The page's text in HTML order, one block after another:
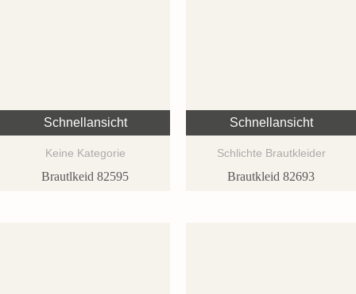
Schnellansicht
Keine Kategorie
Brautlkeid 82595
Schnellansicht
Schlichte Brautkleider
Brautkleid 82693